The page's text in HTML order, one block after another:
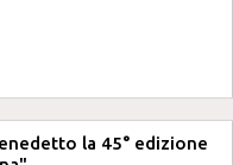
la 45° edizione